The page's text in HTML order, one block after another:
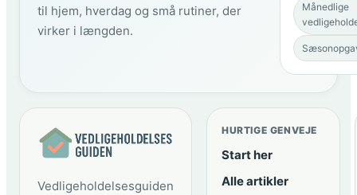
til hjem, hverdag og små rutiner, der
virker i længden.
Månedlige
Vedligeholdelsesguiden
HURTIGE GENVEJE
Start her
Alle artikler